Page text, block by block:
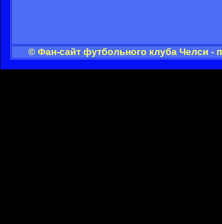
© Фан-сайт футбольного клуба Челси -